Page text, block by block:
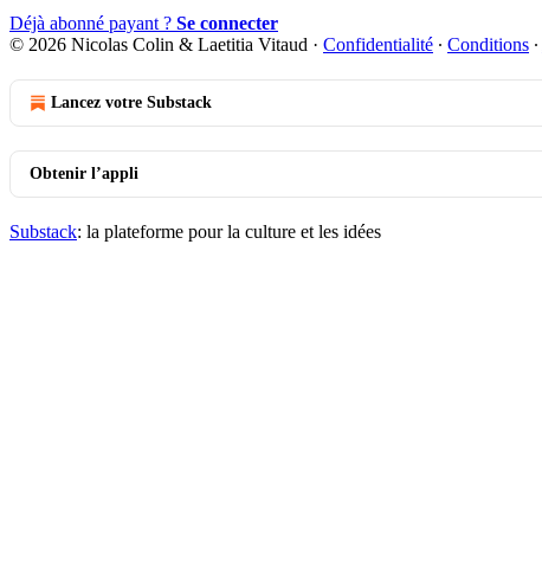
Déjà abonné payant ? Se connecter
© 2026 Nicolas Colin & Laetitia Vitaud · Confidentialité ∙ Conditions ∙
Lancez votre Substack
Obtenir l’appli
Substack: la plateforme pour la culture et les idées